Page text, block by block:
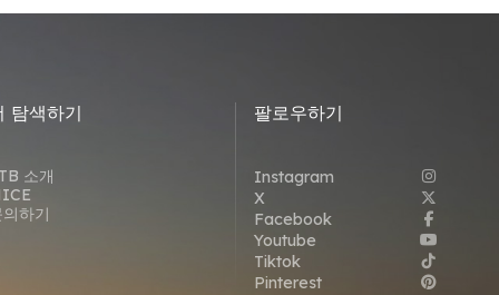
탐색하기
소개
하기
팔로우하기
Instagram
X
Facebook
Youtube
Tiktok
Pinterest